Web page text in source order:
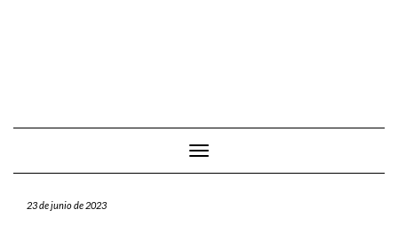
Cambiar modo de navegación
23 de junio de 2023